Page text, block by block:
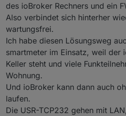
des ioBroker Rechners und ein
Also verbindet sich hinterher
wartungsfrei.
Ich habe diesen Lösungsweg
smartmeter im Einsatz, weil der
Keller steht und viele
Wohnung.
Und ioBroker kann dann auch
laufen.
Die USR-TCP232 gehen mit